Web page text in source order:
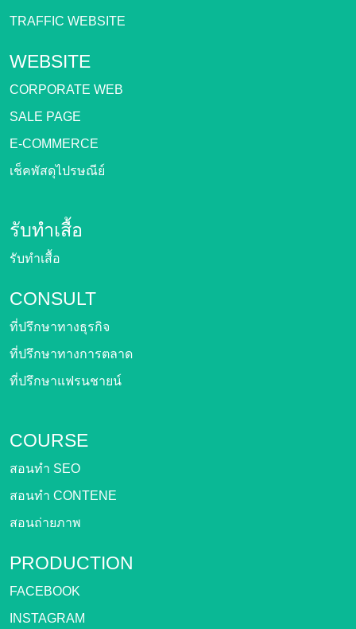
TRAFFIC WEBSITE
WEBSITE
CORPORATE WEB
SALE PAGE
E-COMMERCE
เช็คพัสดุไปรษณีย์
รับทำเสื้อ
รับทำเสื้อ
CONSULT
ที่ปรึกษาทางธุรกิจ
ที่ปรึกษาทางการตลาด
ที่ปรึกษาแฟรนชายน์
COURSE
สอนทำ SEO
สอนทำ CONTENE
สอนถ่ายภาพ
PRODUCTION
FACEBOOK
INSTAGRAM